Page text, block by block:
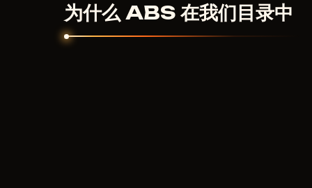
为什么 ABS 在我们目录中